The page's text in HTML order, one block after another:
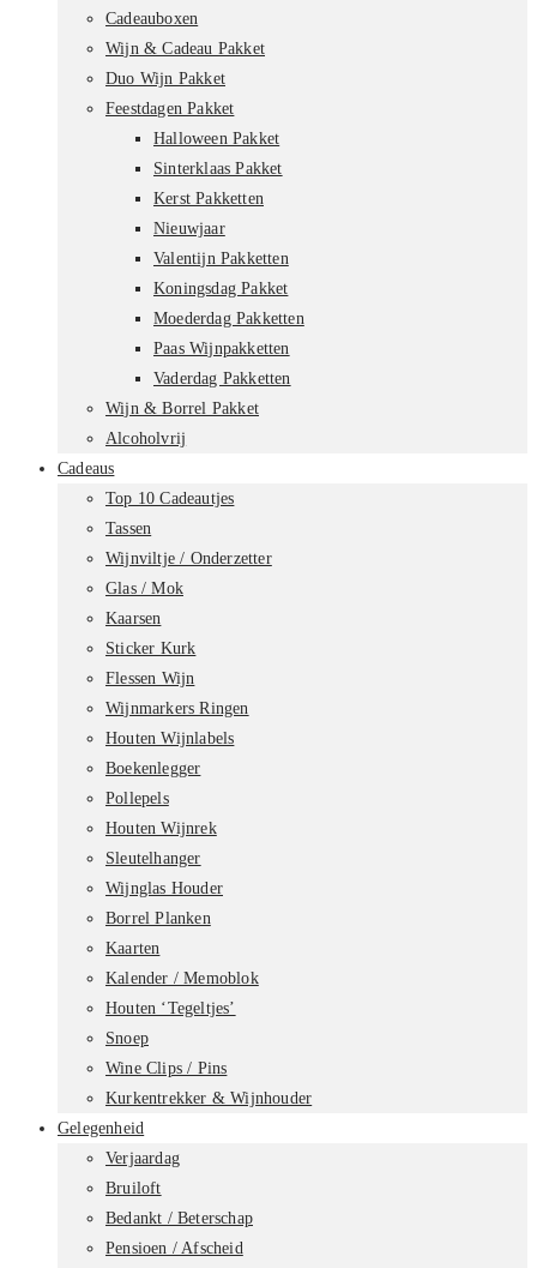
Cadeauboxen
Wijn & Cadeau Pakket
Duo Wijn Pakket
Feestdagen Pakket
Halloween Pakket
Sinterklaas Pakket
Kerst Pakketten
Nieuwjaar
Valentijn Pakketten
Koningsdag Pakket
Moederdag Pakketten
Paas Wijnpakketten
Vaderdag Pakketten
Wijn & Borrel Pakket
Alcoholvrij
Cadeaus
Top 10 Cadeautjes
Tassen
Wijnviltje / Onderzetter
Glas / Mok
Kaarsen
Sticker Kurk
Flessen Wijn
Wijnmarkers Ringen
Houten Wijnlabels
Boekenlegger
Pollepels
Houten Wijnrek
Sleutelhanger
Wijnglas Houder
Borrel Planken
Kaarten
Kalender / Memoblok
Houten ‘Tegeltjes’
Snoep
Wine Clips / Pins
Kurkentrekker & Wijnhouder
Gelegenheid
Verjaardag
Bruiloft
Bedankt / Beterschap
Pensioen / Afscheid